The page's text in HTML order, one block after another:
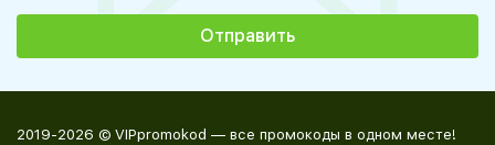
2019-2026 © VIPpromokod — все промокоды в одном месте!